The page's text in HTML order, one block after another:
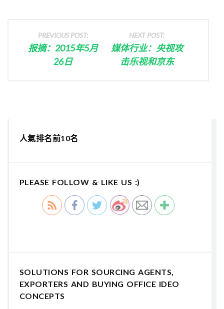
PREVIOUS POST:
报摘：2015年5月
26日
NEXT POST:
媒体行业：央视攻
击乐视和京东
人氣排名前10名
PLEASE FOLLOW & LIKE US :)
SOLUTIONS FOR SOURCING AGENTS,
EXPORTERS AND BUYING OFFICE IDEO
CONCEPTS